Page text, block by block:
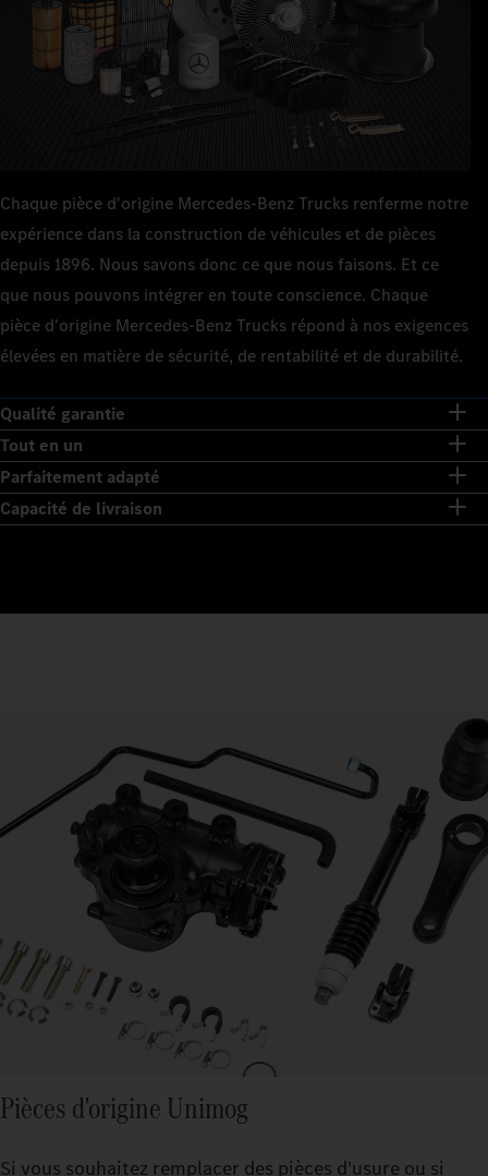
Chaque pièce d'origine Mercedes‑Benz Trucks renferme notre
expérience dans la construction de véhicules et de pièces
depuis 1896. Nous savons donc ce que nous faisons. Et ce
que nous pouvons intégrer en toute conscience. Chaque
pièce d'origine Mercedes‑Benz Trucks répond à nos exigences
élevées en matière de sécurité, de rentabilité et de durabilité.
Qualité garantie
Tout en un
Parfaitement adapté
Capacité de livraison
Pièces d'origine Unimog
Si vous souhaitez remplacer des pièces d'usure ou si